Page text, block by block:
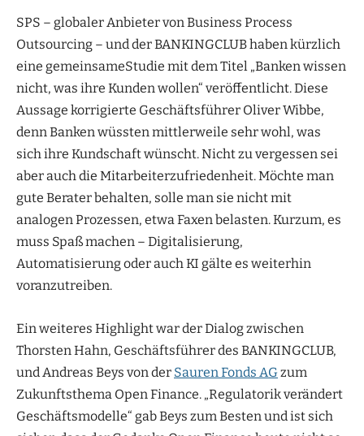
SPS – globaler Anbieter von Business Process
Outsourcing – und der BANKINGCLUB haben kürzlich
eine gemeinsameStudie mit dem Titel „Banken wissen
nicht, was ihre Kunden wollen“ veröffentlicht. Diese
Aussage korrigierte Geschäftsführer Oliver Wibbe,
denn Banken wüssten mittlerweile sehr wohl, was
sich ihre Kundschaft wünscht. Nicht zu vergessen sei
aber auch die Mitarbeiterzufriedenheit. Möchte man
gute Berater behalten, solle man sie nicht mit
analogen Prozessen, etwa Faxen belasten. Kurzum, es
muss Spaß machen – Digitalisierung,
Automatisierung oder auch KI gälte es weiterhin
voranzutreiben.
Ein weiteres Highlight war der Dialog zwischen
Thorsten Hahn, Geschäftsführer des BANKINGCLUB,
und Andreas Beys von der Sauren Fonds AGzum
Zukunftsthema Open Finance. „Regulatorik verändert
Geschäftsmodelle“ gab Beys zum Besten und ist sich